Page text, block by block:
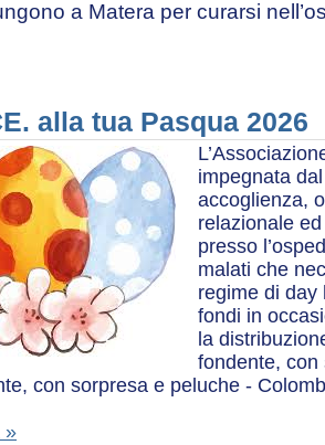
a Matera per curarsi
alla tua Pasqua 2026
impegnata
accoglienza,
relazionale
presso
malati che
regime di day
fondi in
la
fondente, con
con sorpresa e peluche -
»